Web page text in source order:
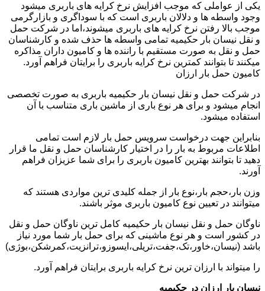
یکی از عواملی که موجب افزایش نرخ کرایه های باربری میشود
وجود واسطه ها و دلالان باربری است که با سوداگری و بازارگرمی
موجب بالا رفتن نرخ کرایه های باربری میشوند،اما در شرکت حمل
و نقل نیسان بار حکیمیه تمامی واسطه ها حذف شده و کارشناسان
حمل و نقل به صورت مستقیم با راننده ها و کامیون داران مذاکره
میکنند تا بتوانند کمترین نرخ کرایه باربری را برایتان فراهم آورد.
کامیون حمل بار ارزان
در شرکت حمل و نقل نیسان بار حکیمیه باربری به صورت تخصصی
انجام میشود و برای هر نوع باری از ماشین باری متناسب با آن
استفاده میشود.
بنابراین جهت درخواست سرویس حمل بار لازم است تمامی
اطلاعات مربوط به بار را در اختیار کارشناسان حمل و نقل ما قرار
دهید تا بتوانند بهترین کامیون باربری را برای شما عزیزان فراهم
آورند.
وزن بار،حجم بار،نوع بار از جمله کلیدی ترین مواردی هستند که
میتوانند در تعیین نوع کامیون باربری موثر باشند.
ناوگان حمل و نقل نیسان بار حکیمیه کامل ترین ناوگان حمل و نقل
در کشور است و هر نوع ماشینی که برای حمل بار شما مورد نیاز
باشد (نیسان،خاور،تک،جفت،تریلی،ایسوزو،ترانزیت،کمرشکن،بوژی)
را میتواند با ارزان ترین نرخ کرایه باربری برایتان فراهم آورد.
نیسان بار ارزان در حکیمیه